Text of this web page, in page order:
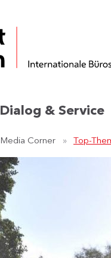
Dialog & Service
Media Corner Top-